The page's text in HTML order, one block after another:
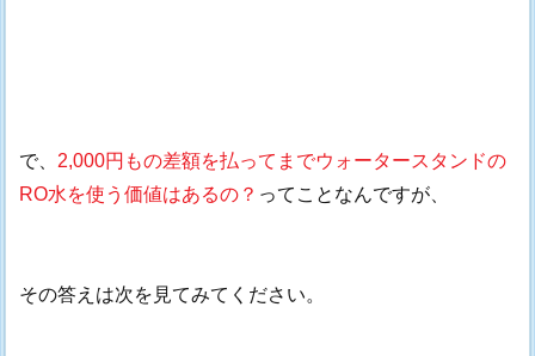
で、 2,000円もの差額を払ってまでウォータースタンドの
RO水を使う価値はあるの？ ってことなんですが、
その答えは次を見てみてください。